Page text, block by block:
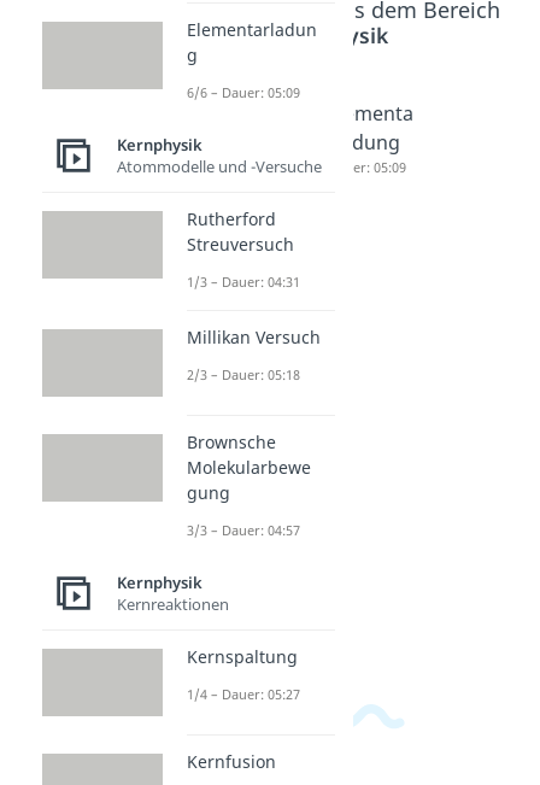
Beliebte Inhalte aus dem Bereich
Kernphysik
Dauer: 04:09
Dauer: 05:40
Elementa
rladung
Dauer: 05:09
Elementarladun
g
6/6 – Dauer: 05:09
Kernphysik
Atommodelle und -Versuche
Rutherford
Streuversuch
1/3 – Dauer: 04:31
Millikan Versuch
2/3 – Dauer: 05:18
Brownsche
Molekularbewe
gung
3/3 – Dauer: 04:57
Kernphysik
Kernreaktionen
Kernspaltung
1/4 – Dauer: 05:27
Kernfusion